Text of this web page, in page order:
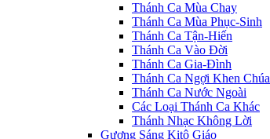
Thánh Ca Mùa Chay
Thánh Ca Mùa Phục-Sinh
Thánh Ca Tận-Hiến
Thánh Ca Vào Đời
Thánh Ca Gia-Đình
Thánh Ca Ngợi Khen Chúa
Thánh Ca Nước Ngoài
Các Loại Thánh Ca Khác
Thánh Nhạc Không Lời
Gương Sáng Kitô Giáo